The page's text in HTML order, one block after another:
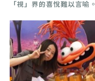
「視」界的喜悅難以言喻。